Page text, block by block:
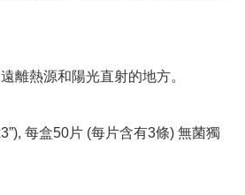
離熱源和陽光直射的地方。
每盒50片 (每片含有3條) 無菌獨